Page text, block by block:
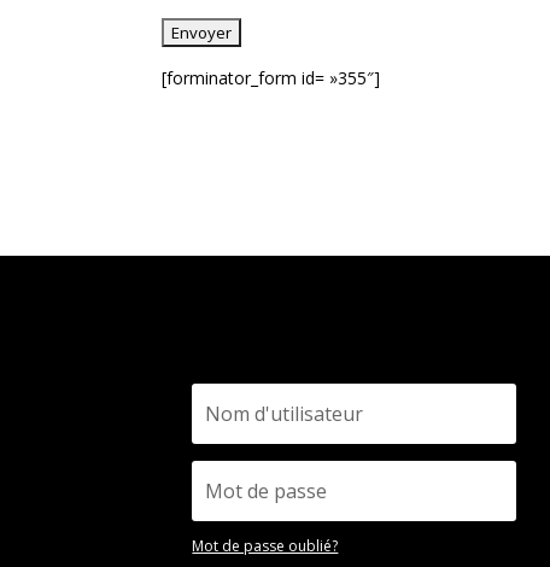
[forminator_form id= »355″]
Mot de passe oublié?